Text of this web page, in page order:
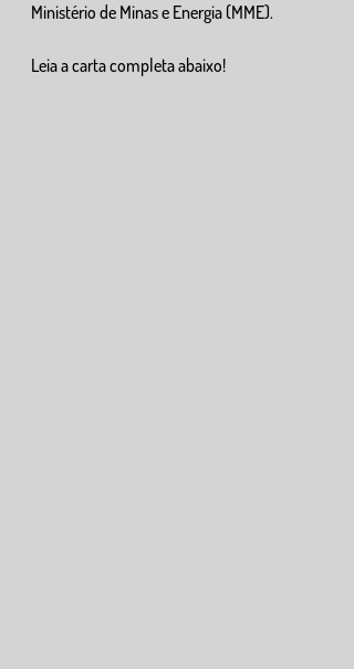
Ministério de Minas e Energia (MME).
Leia a carta completa abaixo!